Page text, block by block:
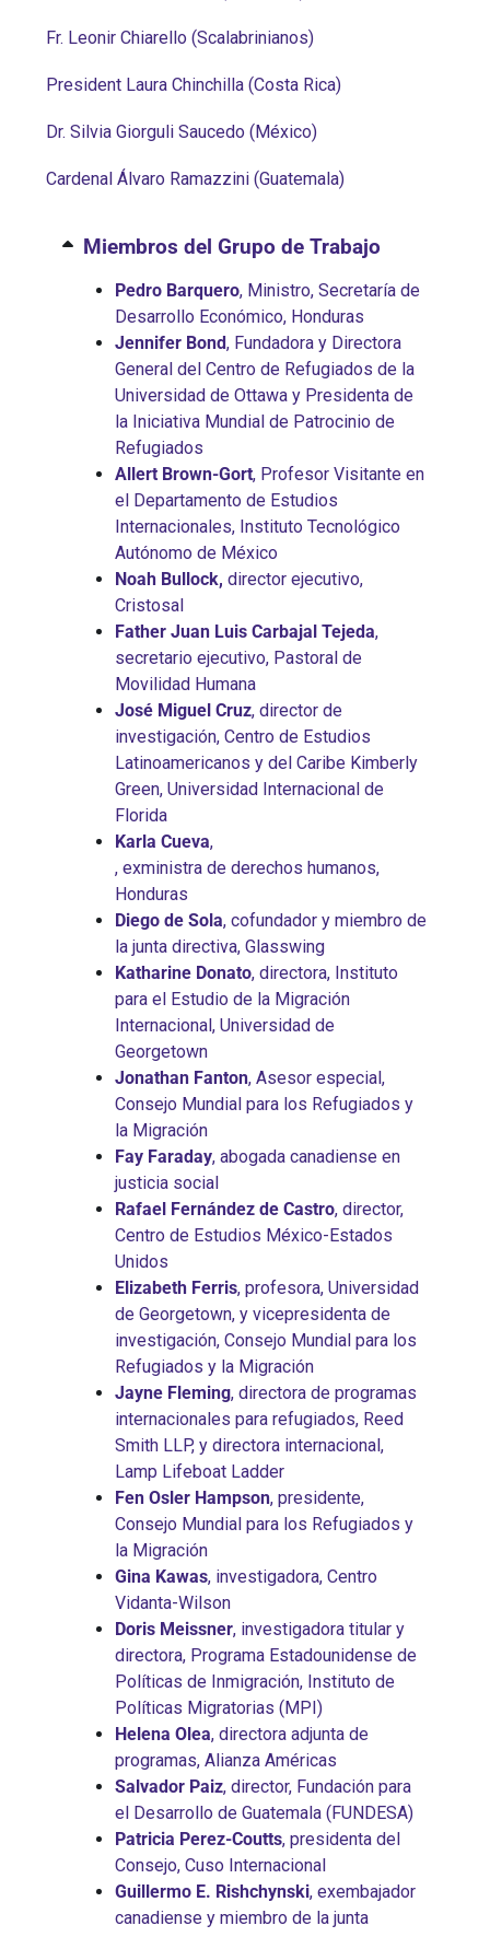
Fr. Leonir Chiarello (Scalabrinianos)
President Laura Chinchilla (Costa Rica)
Dr. Silvia Giorguli Saucedo (México)
Cardenal Álvaro Ramazzini (Guatemala)
Miembros del Grupo de Trabajo
Pedro Barquero, Ministro, Secretaría de
Desarrollo Económico, Honduras
Jennifer Bond, Fundadora y Directora
General del Centro de Refugiados de la
Universidad de Ottawa y Presidenta de
la Iniciativa Mundial de Patrocinio de
Refugiados
Allert Brown-Gort, Profesor Visitante en
el Departamento de Estudios
Internacionales, Instituto Tecnológico
Autónomo de México
Noah Bullock, director ejecutivo,
Cristosal
Father Juan Luis Carbajal Tejeda,
secretario ejecutivo, Pastoral de
Movilidad Humana
José Miguel Cruz, director de
investigación, Centro de Estudios
Latinoamericanos y del Caribe Kimberly
Green, Universidad Internacional de
Florida
Karla Cueva,
, exministra de derechos humanos,
Honduras
Diego de Sola, cofundador y miembro de
la junta directiva, Glasswing
Katharine Donato, directora, Instituto
para el Estudio de la Migración
Internacional, Universidad de
Georgetown
Jonathan Fanton, Asesor especial,
Consejo Mundial para los Refugiados y
la Migración
Fay Faraday, abogada canadiense en
justicia social
Rafael Fernández de Castro, director,
Centro de Estudios México-Estados
Unidos
Elizabeth Ferris, profesora, Universidad
de Georgetown, y vicepresidenta de
investigación, Consejo Mundial para los
Refugiados y la Migración
Jayne Fleming, directora de programas
internacionales para refugiados, Reed
Smith LLP, y directora internacional,
Lamp Lifeboat Ladder
Fen Osler Hampson, presidente,
Consejo Mundial para los Refugiados y
la Migración
Gina Kawas, investigadora, Centro
Vidanta-Wilson
Doris Meissner, investigadora titular y
directora, Programa Estadounidense de
Políticas de Inmigración, Instituto de
Políticas Migratorias (MPI)
Helena Olea, directora adjunta de
programas, Alianza Américas
Salvador Paiz, director, Fundación para
el Desarrollo de Guatemala (FUNDESA)
Patricia Perez-Coutts, presidenta del
Consejo, Cuso Internacional
Guillermo E. Rishchynski, exembajador
canadiense y miembro de la junta